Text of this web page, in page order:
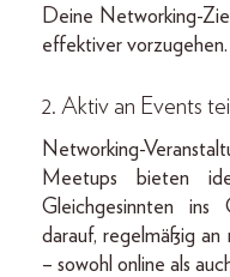
Deine Networking-
effektiver vorzugehen.
2. Aktiv an Events
Networking-
Meetups bieten
Gleichgesinnten ins
darauf, regelmäßig
– sowohl online als